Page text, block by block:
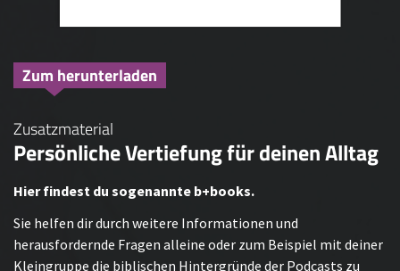
Zum herunterladen
Zusatzmaterial
Persönliche Vertiefung für deinen Alltag
Hier findest du sogenannte b+books.
Sie helfen dir durch weitere Informationen und
herausfordernde Fragen alleine oder zum Beispiel mit deiner
Kleingruppe die biblischen Hintergründe der Podcasts zu